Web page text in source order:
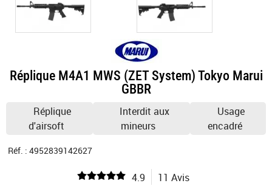
Réplique M4A1 MWS (ZET System) Tokyo Marui
GBBR
Réplique
d'airsoft
Interdit aux
mineurs
Usage
encadré
Réf. : 4952839142627
4.9 11 Avis